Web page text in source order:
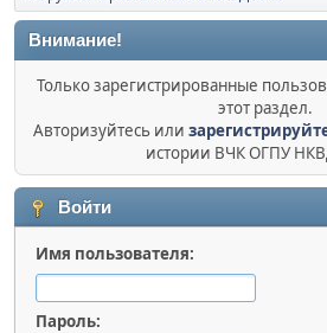
Внимание!
Только зарегистрированные
этот раздел.
Авторизуйтесь или
истории ВЧК ОГПУ
Войти
Имя пользователя:
Пароль: